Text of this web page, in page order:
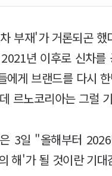
부재'가 거론되곤
년 이후로 신차
에게 브랜드를 다시
르노코리아는 그럴
3일 "올해부터
해'가 될 것이란 기대